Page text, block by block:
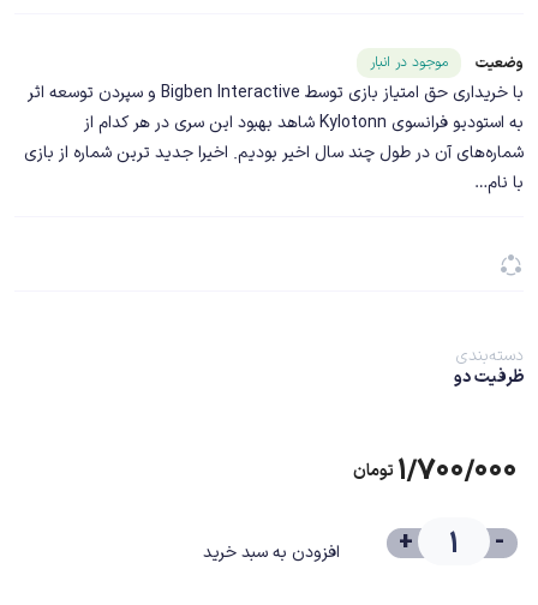
وضعیت موجود در انبارشناسه محصول ۱۹۰۸۸
با خریداری حق امتیاز بازی توسط Bigben Interactive و سپردن توسعه اثر
به استودیو فرانسوی Kylotonn شاهد بهبود این سری در هر کدام از
شماره‌‌های آن در طول چند سال اخیر بودیم. اخیرا جدید ترین شماره از بازی
با نام…
دسته‌بندی
ظرفیت دو
۱/۷۰۰/۰۰۰ تومان
-
+ افزودن به سبد خرید